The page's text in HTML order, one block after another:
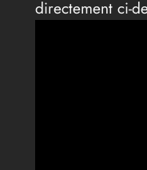
directement ci-